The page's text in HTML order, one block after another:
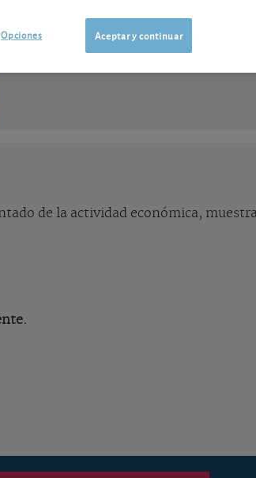
La actividad en la eurozona se
de la actividad económica,
Aceptar y continuar
Opciones